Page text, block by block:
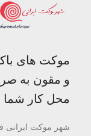
موکت های
و مقون به
محل کار شما